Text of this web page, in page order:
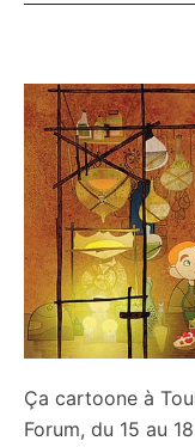
Ça cartoone à
Forum, du 15 au